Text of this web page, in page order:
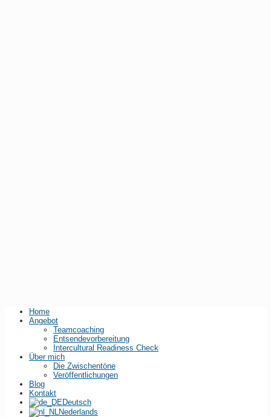
Home
Angebot
Teamcoaching
Entsendevorbereitung
Intercultural Readiness Check
Über mich
Die Zwischentöne
Veröffentlichungen
Blog
Kontakt
Deutsch
Nederlands